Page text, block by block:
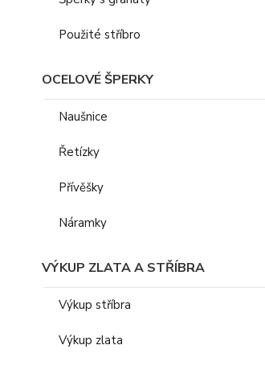
Použité stříbro
OCELOVÉ ŠPERKY
Naušnice
Řetízky
Přívěšky
Náramky
VÝKUP ZLATA A STŘÍBRA
Výkup stříbra
Výkup zlata